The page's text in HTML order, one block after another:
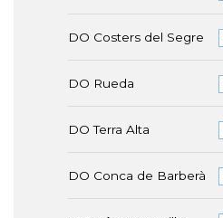
DO Costers del Segre
DO Rueda
DO Terra Alta
DO Conca de Barberà